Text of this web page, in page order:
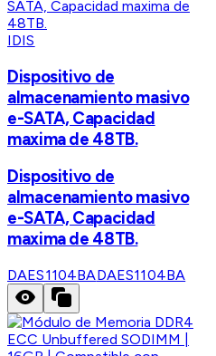
IDIS
Dispositivo de
almacenamiento masivo
e-SATA, Capacidad
maxima de 48TB.
Dispositivo de
almacenamiento masivo
e-SATA, Capacidad
maxima de 48TB.
DAES1104BADAES1104BA